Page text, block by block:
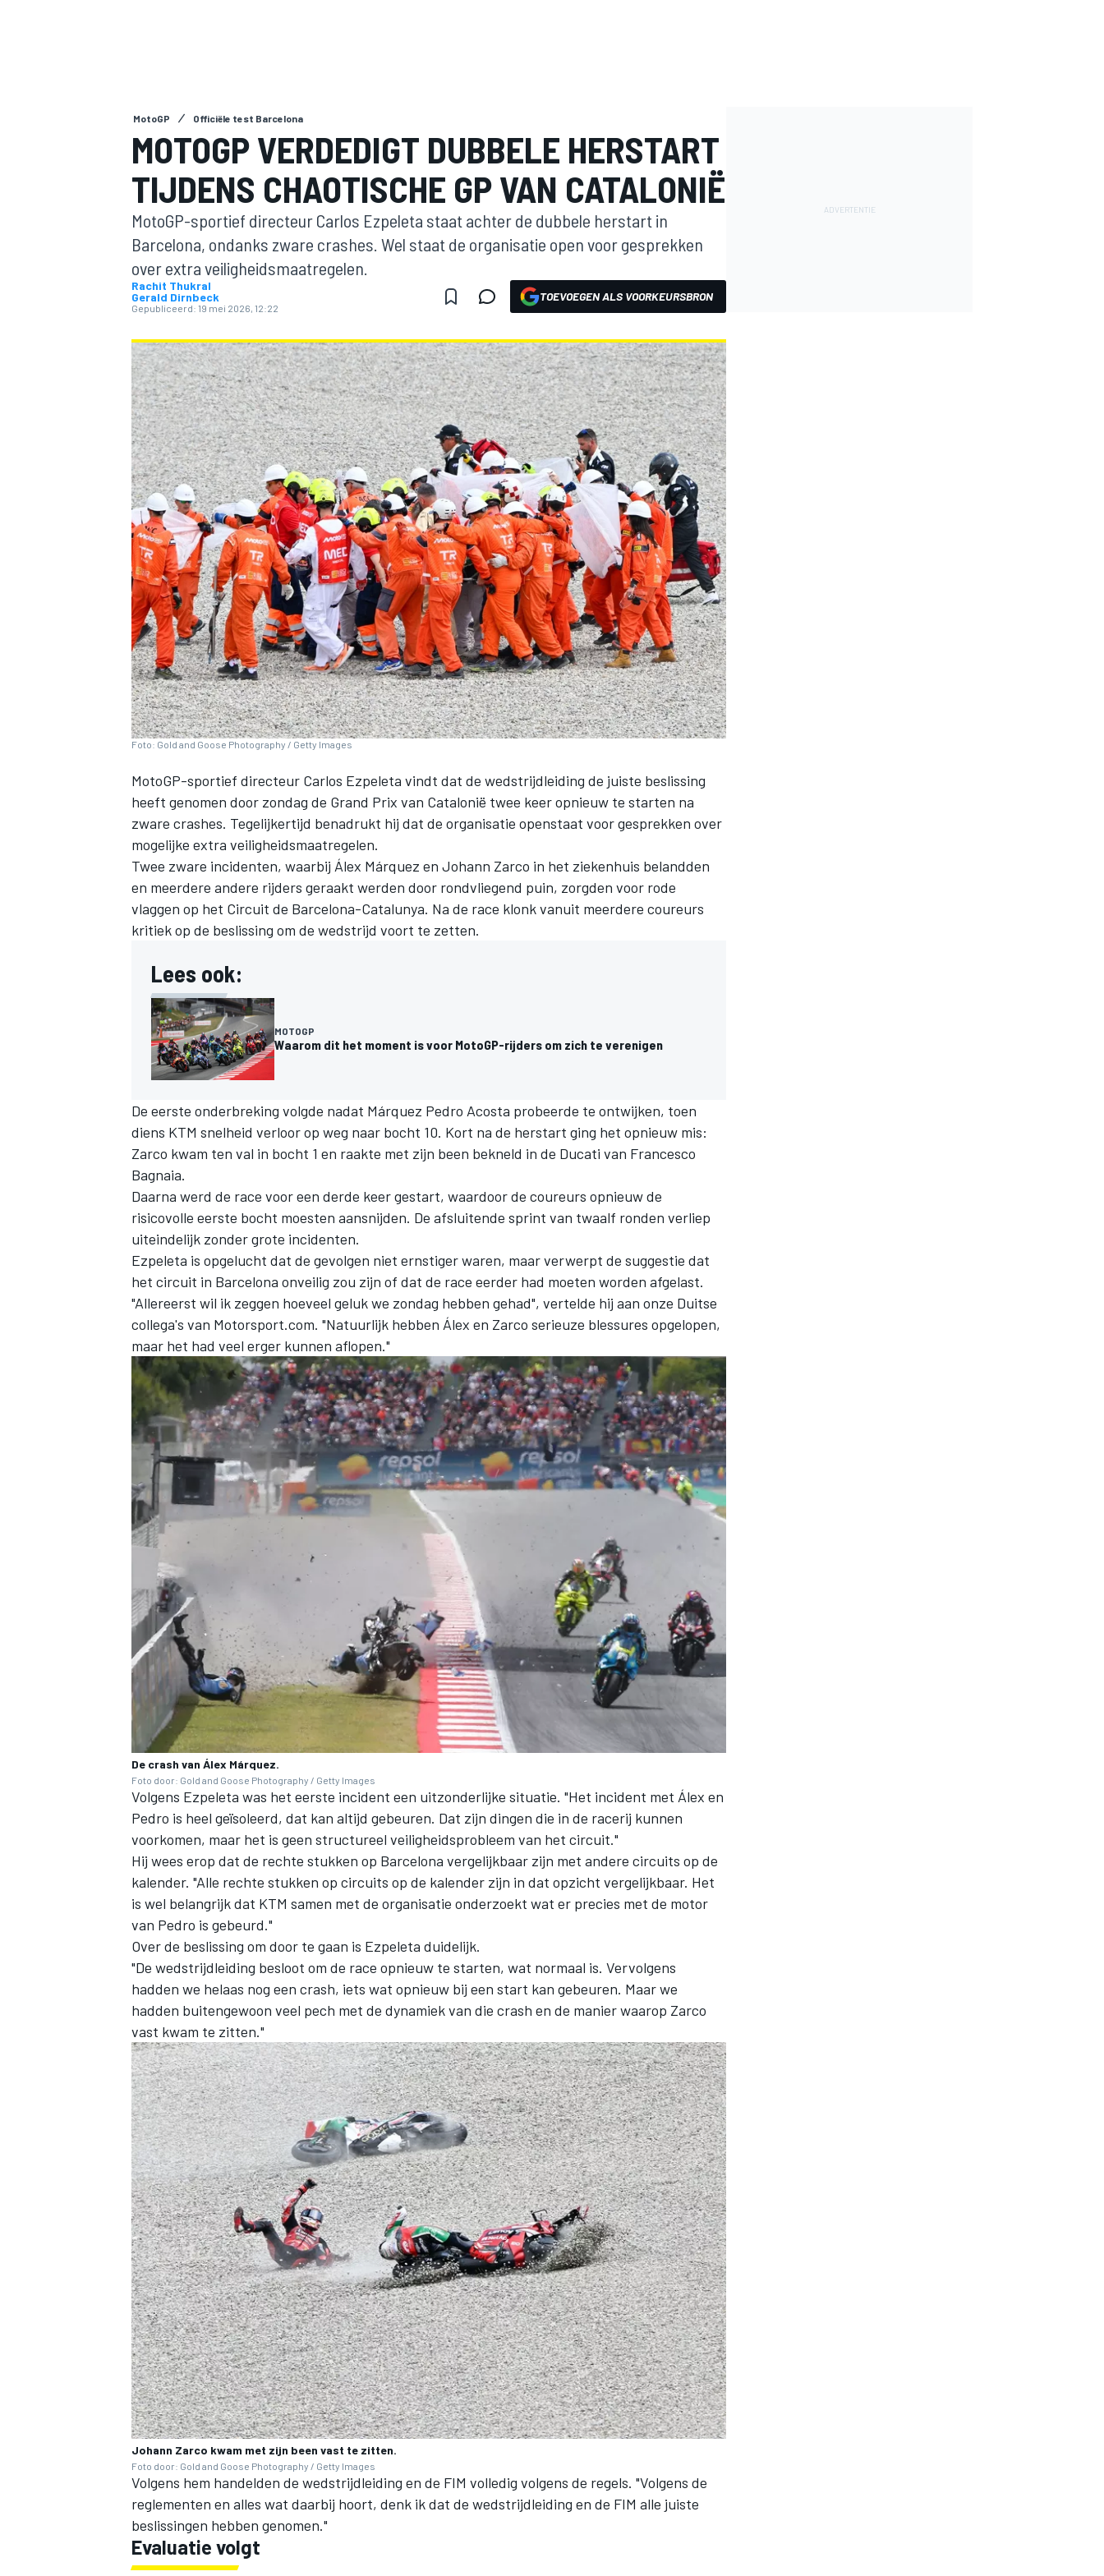
MOTOGP
INDYCAR
WEC DTM
MEER RACEKLASSEN
MotoGP Officiële test Barcelona
MOTOGP VERDEDIGT DUBBELE HERSTART
TIJDENS CHAOTISCHE GP VAN CATALONIË
MotoGP-sportief directeur Carlos Ezpeleta staat achter de dubbele herstart in
Barcelona, ondanks zware crashes. Wel staat de organisatie open voor gesprekken
over extra veiligheidsmaatregelen.
Rachit Thukral
Gerald Dirnbeck
Gepubliceerd: 19 mei 2026, 12:22
TOEVOEGEN ALS VOORKEURSBRON
Foto: Gold and Goose Photography / Getty Images
MotoGP-sportief directeur Carlos Ezpeleta vindt dat de wedstrijdleiding de juiste beslissing
heeft genomen door zondag de Grand Prix van Catalonië twee keer opnieuw te starten na
zware crashes. Tegelijkertijd benadrukt hij dat de organisatie openstaat voor gesprekken over
mogelijke extra veiligheidsmaatregelen.
Twee zware incidenten, waarbij Álex Márquez en Johann Zarco in het ziekenhuis belandden
en meerdere andere rijders geraakt werden door rondvliegend puin, zorgden voor rode
vlaggen op het Circuit de Barcelona-Catalunya. Na de race klonk vanuit meerdere coureurs
kritiek op de beslissing om de wedstrijd voort te zetten.
Lees ook:
MOTOGP
Waarom dit het moment is voor MotoGP-rijders om zich te verenigen
De eerste onderbreking volgde nadat Márquez Pedro Acosta probeerde te ontwijken, toen
diens KTM snelheid verloor op weg naar bocht 10. Kort na de herstart ging het opnieuw mis:
Zarco kwam ten val in bocht 1 en raakte met zijn been bekneld in de Ducati van Francesco
Bagnaia.
Daarna werd de race voor een derde keer gestart, waardoor de coureurs opnieuw de
risicovolle eerste bocht moesten aansnijden. De afsluitende sprint van twaalf ronden verliep
uiteindelijk zonder grote incidenten.
Ezpeleta is opgelucht dat de gevolgen niet ernstiger waren, maar verwerpt de suggestie dat
het circuit in Barcelona onveilig zou zijn of dat de race eerder had moeten worden afgelast.
"Allereerst wil ik zeggen hoeveel geluk we zondag hebben gehad", vertelde hij aan onze Duitse
collega's van Motorsport.com. "Natuurlijk hebben Álex en Zarco serieuze blessures opgelopen,
maar het had veel erger kunnen aflopen."
De crash van Álex Márquez.
Foto door: Gold and Goose Photography / Getty Images
Volgens Ezpeleta was het eerste incident een uitzonderlijke situatie. "Het incident met Álex en
Pedro is heel geïsoleerd, dat kan altijd gebeuren. Dat zijn dingen die in de racerij kunnen
voorkomen, maar het is geen structureel veiligheidsprobleem van het circuit."
Hij wees erop dat de rechte stukken op Barcelona vergelijkbaar zijn met andere circuits op de
kalender. "Alle rechte stukken op circuits op de kalender zijn in dat opzicht vergelijkbaar. Het
is wel belangrijk dat KTM samen met de organisatie onderzoekt wat er precies met de motor
van Pedro is gebeurd."
Over de beslissing om door te gaan is Ezpeleta duidelijk.
"De wedstrijdleiding besloot om de race opnieuw te starten, wat normaal is. Vervolgens
hadden we helaas nog een crash, iets wat opnieuw bij een start kan gebeuren. Maar we
hadden buitengewoon veel pech met de dynamiek van die crash en de manier waarop Zarco
vast kwam te zitten."
Johann Zarco kwam met zijn been vast te zitten.
Foto door: Gold and Goose Photography / Getty Images
Volgens hem handelden de wedstrijdleiding en de FIM volledig volgens de regels. "Volgens de
reglementen en alles wat daarbij hoort, denk ik dat de wedstrijdleiding en de FIM alle juiste
beslissingen hebben genomen."
Evaluatie volgt